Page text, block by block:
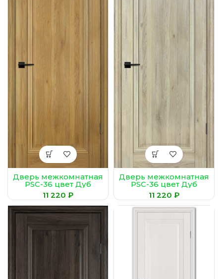
Дверь межкомнатная
PSC-36 цвет Дуб
золотистый
₽
Дверь межкомнатная
PSC-36 цвет Дуб
молочный
₽